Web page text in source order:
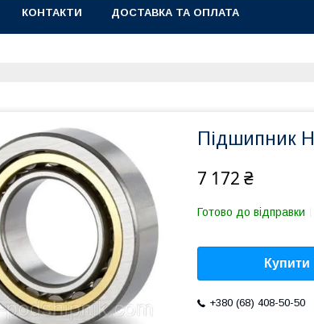
КОНТАКТИ ДОСТАВКА ТА ОПЛАТА
Підшипник
7 172 ₴
Готово до відправки
Купити
+380 (68) 408-50-50